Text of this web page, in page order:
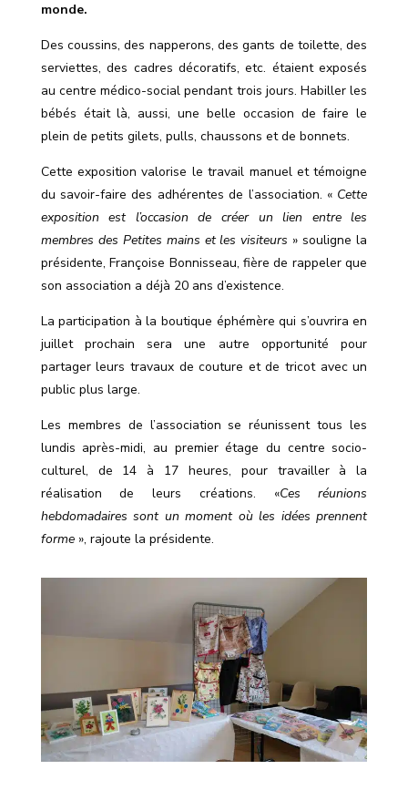
monde.
Des coussins, des napperons, des gants de toilette, des
serviettes, des cadres décoratifs, etc. étaient exposés
au centre médico-social pendant trois jours. Habiller les
bébés était là, aussi, une belle occasion de faire le
plein de petits gilets, pulls, chaussons et de bonnets.
Cette exposition valorise le travail manuel et témoigne
du savoir-faire des adhérentes de l’association. « Cette
exposition est l’occasion de créer un lien entre les
membres des Petites mains et les visiteurs » souligne la
présidente, Françoise Bonnisseau, fière de rappeler que
son association a déjà 20 ans d’existence.
La participation à la boutique éphémère qui s’ouvrira en
juillet prochain sera une autre opportunité pour
partager leurs travaux de couture et de tricot avec un
public plus large.
Les membres de l’association se réunissent tous les
lundis après-midi, au premier étage du centre socio-
culturel, de 14 à 17 heures, pour travailler à la
réalisation de leurs créations. «Ces réunions
hebdomadaires sont un moment où les idées prennent
forme », rajoute la présidente.